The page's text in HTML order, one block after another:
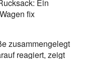
Ein
fix
zusammengelegt
reagiert, zeigt